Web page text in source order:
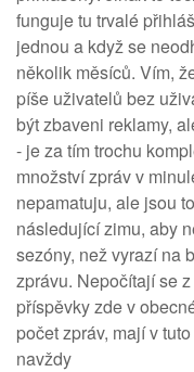
funguje tu trvalé
jednou a když se
několik měsíců. Vím,
píše uživatelů bez
být zbaveni reklamy,
- je za tím trochu
množství zpráv v
nepamatuju, ale jsou
následující zimu, aby
sezóny, než vyrazí na
zprávu. Nepočítají se
příspěvky zde v
počet zpráv, mají v
navždy